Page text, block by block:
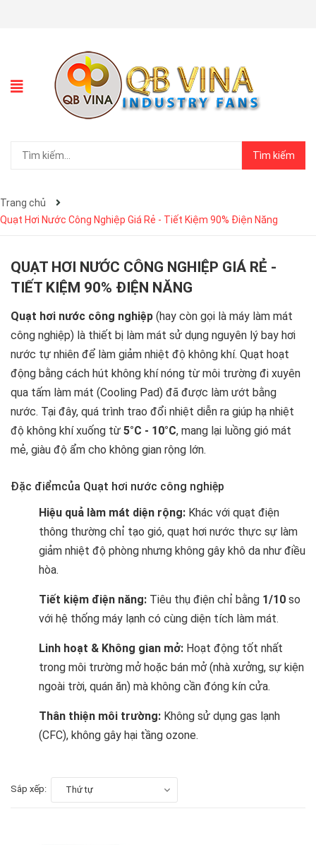
Tìm kiếm
Trang chủ
Quạt Hơi Nước Công Nghiệp Giá Rẻ - Tiết Kiệm 90% Điện Năng
QUẠT HƠI NƯỚC CÔNG NGHIỆP GIÁ RẺ -
TIẾT KIỆM 90% ĐIỆN NĂNG
Quạt hơi nước công nghiệp (hay còn gọi là máy làm mát
công nghiệp) là thiết bị làm mát sử dụng nguyên lý bay hơi
nước tự nhiên để làm giảm nhiệt độ không khí. Quạt hoạt
động bằng cách hút không khí nóng từ môi trường đi xuyên
qua tấm làm mát (Cooling Pad) đã được làm ướt bằng
nước. Tại đây, quá trình trao đổi nhiệt diễn ra giúp hạ nhiệt
độ không khí xuống từ 5°C - 10°C, mang lại luồng gió mát
mẻ, giàu độ ẩm cho không gian rộng lớn.
Đặc điểmcủa Quạt hơi nước công nghiệp
Hiệu quả làm mát diện rộng: Khác với quạt điện
thông thường chỉ tạo gió, quạt hơi nước thực sự làm
giảm nhiệt độ phòng nhưng không gây khô da như điều
hòa.
Tiết kiệm điện năng: Tiêu thụ điện chỉ bằng 1/10 so
với hệ thống máy lạnh có cùng diện tích làm mát.
Linh hoạt & Không gian mở: Hoạt động tốt nhất
trong môi trường mở hoặc bán mở (nhà xưởng, sự kiện
ngoài trời, quán ăn) mà không cần đóng kín cửa.
Thân thiện môi trường: Không sử dụng gas lạnh
(CFC), không gây hại tầng ozone.
Sắp xếp: Thứ tự